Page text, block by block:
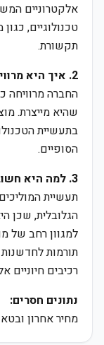
אלקטרוניים
טכנולוגיים,
תקשורת.
2. איך היא מרוויחה כסף?
החברה מרוויחה
שהיא מייצרת.
בתעשיית
הסופיים.
3. למה היא חשובה בשוק?
תעשיית
הגלובלית, שכן
תורמות לחדשנות
רכיבים חיוניים
נתונים חסרים:
מחיר אחרון